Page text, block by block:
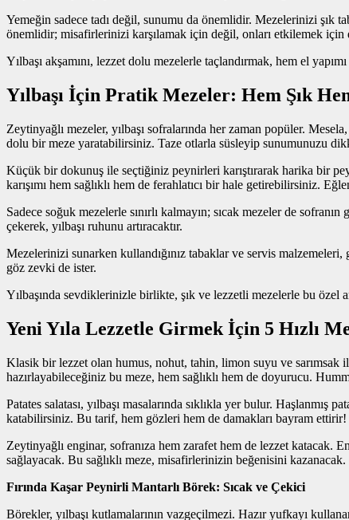
Yemeğin sadece tadı değil, sunumu da önemlidir. Mezelerinizi
önemlidir; misafirlerinizi karşılamak için değil, onları etkilemek için
Yılbaşı akşamını, lezzet dolu mezelerle taçlandırmak, hem el
Yılbaşı İçin Pratik Mezeler: Hem Şık
Zeytinyağlı mezeler, yılbaşı sofralarında her zaman popüler.
dolu bir meze yaratabilirsiniz. Taze otlarla süsleyip sunumunuzu
Küçük bir dokunuş ile seçtiğiniz peynirleri karıştırarak harika bir
karışımı hem sağlıklı hem de ferahlatıcı bir hale getirebilirsiniz.
Sadece soğuk mezelerle sınırlı kalmayın; sıcak mezeler de
çekerek, yılbaşı ruhunu artıracaktır.
Mezelerinizi sunarken kullandığınız tabaklar ve servis
göz zevki de ister.
Yılbaşında sevdiklerinizle birlikte, şık ve lezzetli mezelerle bu özel
Yeni Yıla Lezzetle Girmek İçin 5 Hızlı
Klasik bir lezzet olan humus, nohut, tahin, limon suyu ve sarımsak
hazırlayabileceğiniz bu meze, hem sağlıklı hem de doyurucu.
Patates salatası, yılbaşı masalarında sıklıkla yer bulur.
katabilirsiniz. Bu tarif, hem gözleri hem de damakları bayram ettirir!
Zeytinyağlı enginar, sofranıza hem zarafet hem de lezzet katacak.
sağlayacak. Bu sağlıklı meze, misafirlerinizin beğenisini kazanacak.
Fırında Kaşar Peynirli Mantarlı Börek: Sıcak ve Çekici
Börekler, yılbaşı kutlamalarının vazgeçilmezi. Hazır yufkayı